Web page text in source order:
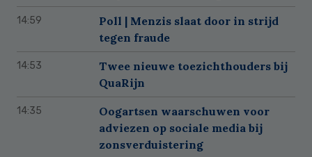
14:59
Poll | Menzis slaat door in strijd
tegen fraude
14:53
Twee nieuwe toezichthouders bij
QuaRijn
14:35
Oogartsen waarschuwen voor
adviezen op sociale media bij
zonsverduistering